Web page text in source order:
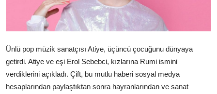
Ünlü pop müzik sanatçısı Atiye, üçüncü çocuğunu dünyaya
getirdi. Atiye ve eşi Erol Sebebci, kızlarına Rumi ismini
verdiklerini açıkladı. Çift, bu mutlu haberi sosyal medya
hesaplarından paylaştıktan sonra hayranlarından ve sanat